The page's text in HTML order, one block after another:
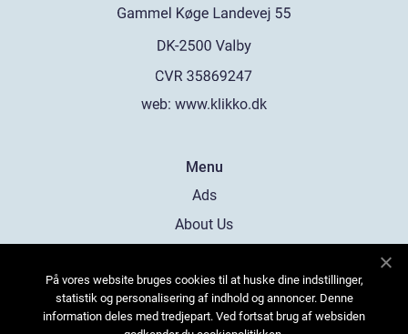
web: www.klikko.dk
Menu
Ads
About Us
Contact
Sitemap
På vores website bruges cookies til at huske dine indstillinger,
statistik og personalisering af indhold og annoncer. Denne
information deles med tredjepart. Ved fortsat brug af websiden